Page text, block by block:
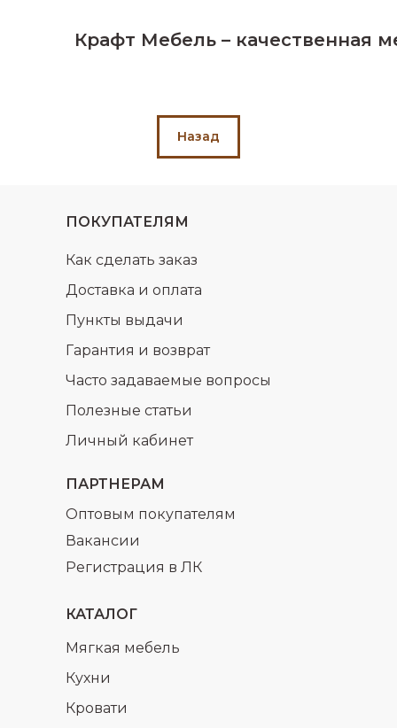
Крафт Мебель – качественная
Назад
ПАРТНЕРАМ
Регистрация в ЛК
Оптовым покупателям
Вакансии
КАТАЛОГ
Кухни
Мягкая мебель
Кровати
ПОКУПАТЕЛЯМ
Доставка и оплата
Часто задаваемые вопросы
Гарантия и возврат
Полезные статьи
Пункты выдачи
Как сделать заказ
Личный кабинет